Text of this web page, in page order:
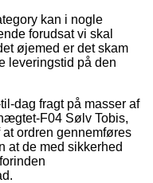
kan i nogle
forudsat vi skal
øjemed er det skam
leveringstid på den
dag fragt på masser af
F04 Sølv Tobis,
ordren gennemføres
at de med sikkerhed